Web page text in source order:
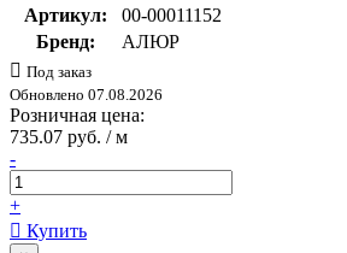
Артикул:
00-00011152
Бренд:
АЛЮР
Под заказ
Обновлено 07.08.2026
Розничная цена:
735.07 руб. / м
-
+
Купить